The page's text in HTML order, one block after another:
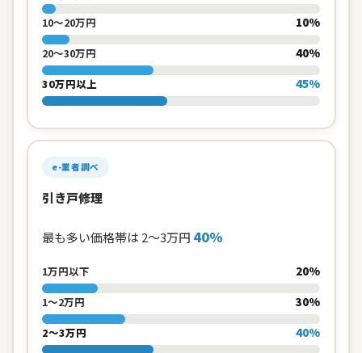
10〜20万円 10%
20〜30万円 40%
30万円以上 45%
e-業者調べ
引き戸修理
最も多い価格帯は 2〜3万円 40%
1万円以下 20%
1〜2万円 30%
2〜3万円 40%